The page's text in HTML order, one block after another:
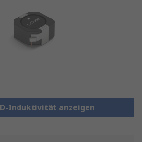
Induktivität anzeigen